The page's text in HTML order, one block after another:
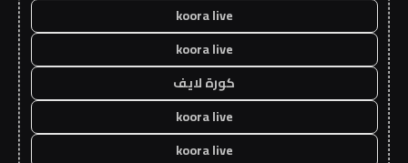
koora live
koora live
كورة لايف
koora live
koora live